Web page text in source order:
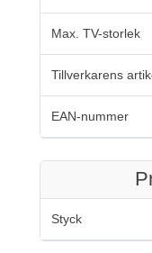
Max. TV-storlek
Tillverkarens
EAN-nummer
Styck